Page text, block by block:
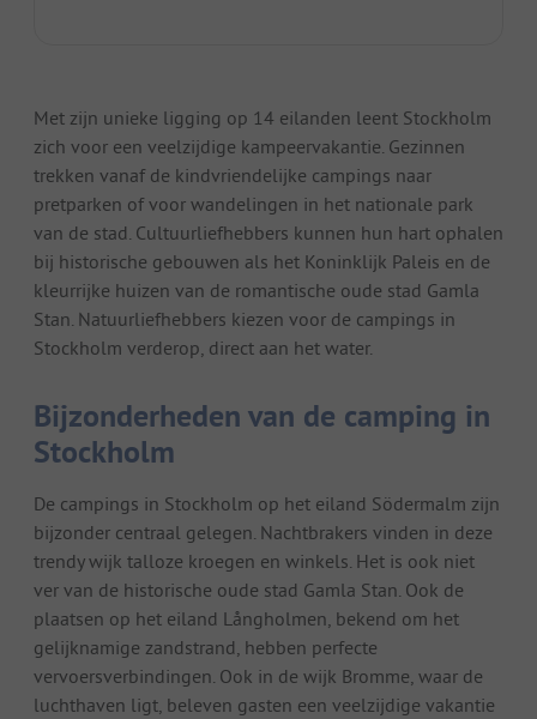
Met zijn unieke ligging op 14 eilanden leent Stockholm
zich voor een veelzijdige kampeervakantie. Gezinnen
trekken vanaf de kindvriendelijke campings naar
pretparken of voor wandelingen in het nationale park
van de stad. Cultuurliefhebbers kunnen hun hart ophalen
bij historische gebouwen als het Koninklijk Paleis en de
kleurrijke huizen van de romantische oude stad Gamla
Stan. Natuurliefhebbers kiezen voor de campings in
Stockholm verderop, direct aan het water.
Bijzonderheden van de camping in
Stockholm
De campings in Stockholm op het eiland Södermalm zijn
bijzonder centraal gelegen. Nachtbrakers vinden in deze
trendy wijk talloze kroegen en winkels. Het is ook niet
ver van de historische oude stad Gamla Stan. Ook de
plaatsen op het eiland Långholmen, bekend om het
gelijknamige zandstrand, hebben perfecte
vervoersverbindingen. Ook in de wijk Bromme, waar de
luchthaven ligt, beleven gasten een veelzijdige vakantie